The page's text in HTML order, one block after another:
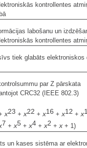
kontrollentes
labošanu un
kontrollentes
tiek glabāts elektroniskos
par Z pārskata
CRC32 (IEEE 802.3)
x23 +x22 +x16 +x12 +x
7 +x5 +x4 +x2 +x + 1)
un kases sistēma ar